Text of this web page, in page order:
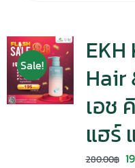
Sale!
Hair
เอช
แฮร์
280.00฿